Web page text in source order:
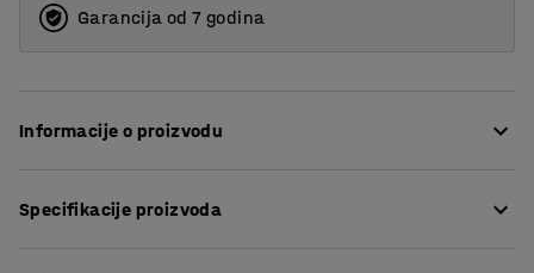
Garancija od 7 godina
Informacije o proizvodu
još mnogo toga.
Specifikacije proizvoda